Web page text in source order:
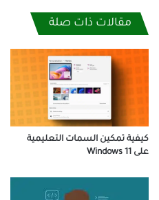
مقالات ذات صلة
كيفية تمكين السمات التعليمية
على Windows 11